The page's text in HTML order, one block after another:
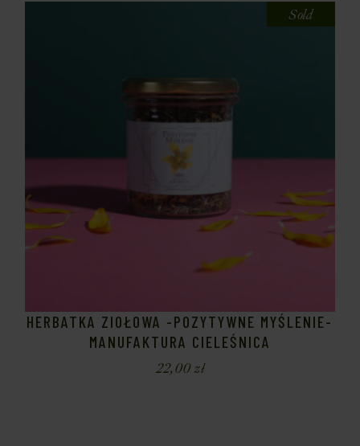
Sold
HERBATKA ZIOŁOWA -POZYTYWNE MYŚLENIE-
MANUFAKTURA CIELEŚNICA
22,00zł